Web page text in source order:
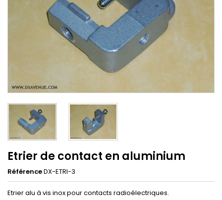
Etrier de contact en aluminium
RéférenceDX-ETRI-3
Etrier alu à vis inox pour contacts radioélectriques.